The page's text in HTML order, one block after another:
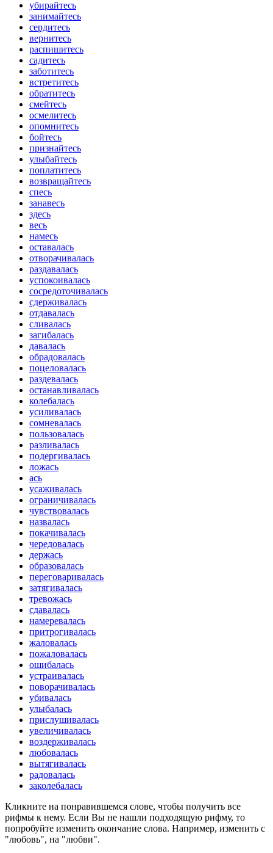
убирайтесь
занимайтесь
сердитесь
вернитесь
распишитесь
садитесь
заботитесь
встретитесь
обратитесь
смейтесь
осмелитесь
опомнитесь
бойтесь
признайтесь
улыбайтесь
поплатитесь
возвращайтесь
спесь
занавесь
здесь
весь
намесь
оставалась
отворачивалась
раздавалась
успокоивалась
сосредоточивалась
сдерживалась
отдавалась
сливалась
загибалась
давалась
обрадовалась
поцеловалась
раздевалась
останавливалась
колебалась
усиливалась
сомневалась
пользовалась
разливалась
подергивалась
ложась
ась
усаживалась
ограничивалась
чувствовалась
назвалась
покачивалась
чередовалась
держась
образовалась
переговаривалась
затягивалась
тревожась
сдавалась
намеревалась
притрогивалась
жаловалась
пожаловалась
ошибалась
устраивалась
поворачивалась
убивалась
улыбалась
прислушивалась
увеличивалась
воздерживалась
любовалась
вытягивалась
радовалась
заколебалась
Кликните на понравившемся слове, чтобы получить все
рифмы к нему. Если Вы не нашли подходящую рифму, то
попробуйте изменить окончание слова. Например, изменить с
"любовь", на "любви".